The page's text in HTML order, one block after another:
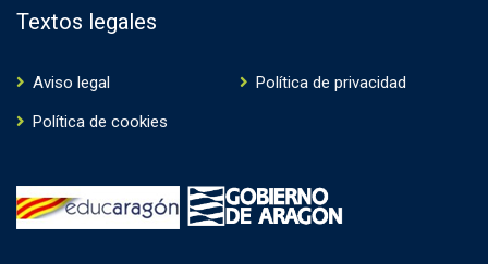
Textos legales
Aviso legal
Política de privacidad
Política de cookies